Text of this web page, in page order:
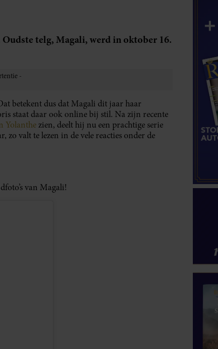
telg, Magali, werd in oktober 16.
betekent dus dat Magali dit jaar haar
staat daar ook online bij stil. Na zijn recente
Yolanthe zien, deelt hij nu een prachtige serie
valt te lezen in de vele reacties onder de
van Magali!